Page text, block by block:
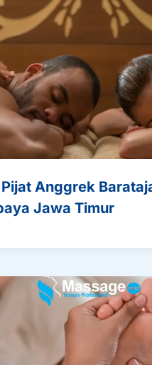
Anggrek
Jawa Timur